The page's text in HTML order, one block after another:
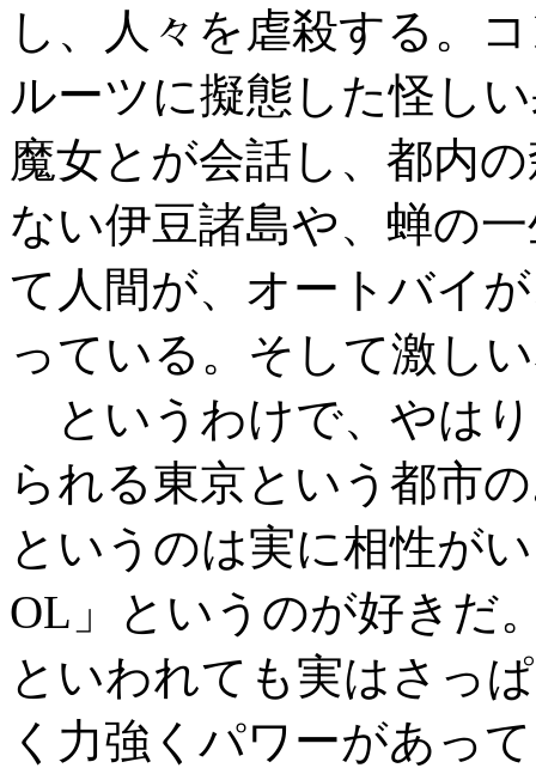
し、人々を虐殺する。
ルーツに擬態した怪し
魔女とが会話し、都内
ない伊豆諸島や、蝉の
て人間が、オートバイ
っている。そして激し
というわけで、やは
られる東京という都市
というのは実に相性が
OL」というのが好きだ
といわれても実はさっ
く力強くパワーがあっ